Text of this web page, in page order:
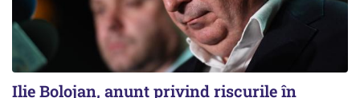
Ilie Bolojan, anunț privind riscurile în